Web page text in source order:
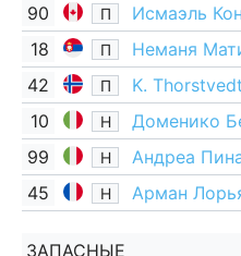
90 П Исмаэль
18 П Неманя
42 П K. Thorstvedt
10 Н Доменико
99 Н Андреа
45 Н Арман
ЗАПАСНЫЕ